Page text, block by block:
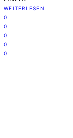
WEITERLESEN
0
0
0
0
0